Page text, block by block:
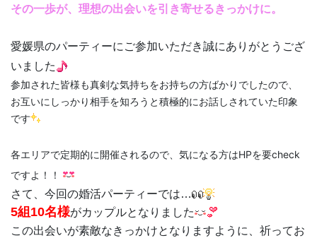
その一歩が、理想の出会いを引き寄せるきっかけに。
愛媛県のパーティーにご参加いただき誠にありがとうござ
いました
参加された皆様も真剣な気持ちをお持ちの方ばかりでしたので、
お互いにしっかり相手を知ろうと積極的にお話しされていた印象
です
各エリアで定期的に開催されるので、気になる方はHPを要check
ですよ！！
さて、今回の婚活パーティーでは…
5組10名様がカップルとなりました
この出会いが素敵なきっかけとなりますように、祈ってお